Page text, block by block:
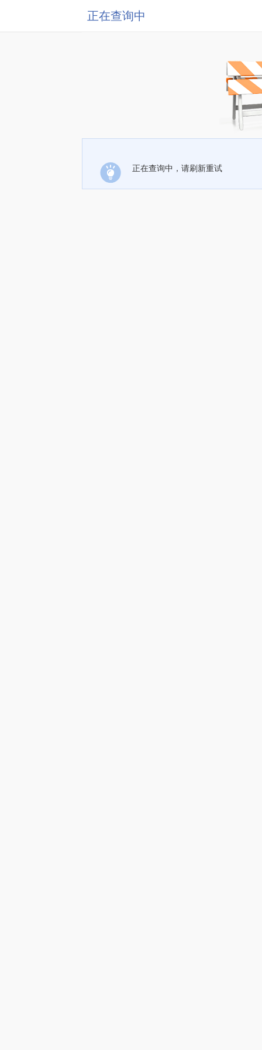
正在查询中
正在查询中，请刷新重试